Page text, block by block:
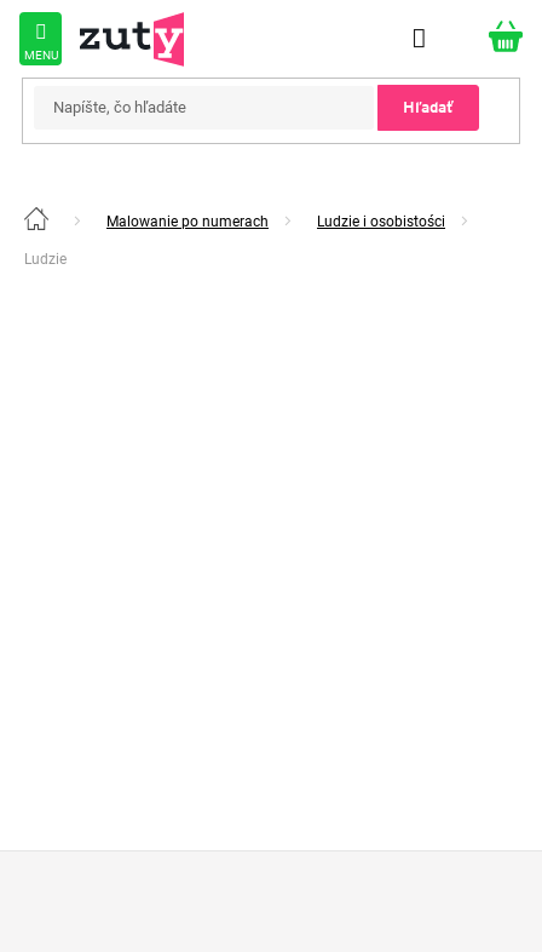
Prejsť
obsah
Hľadať
Domov Malowanie po numerach Ludzie i osobistości
Ludzie